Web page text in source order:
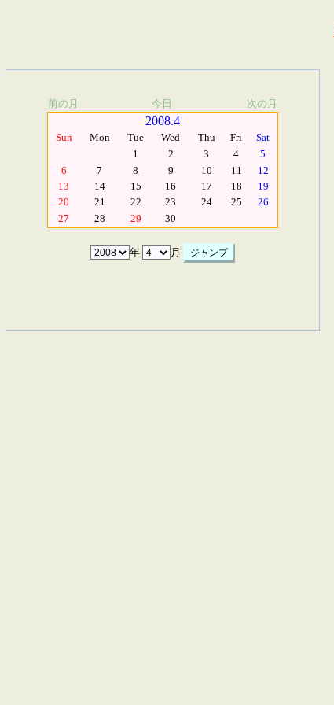
前の月 今日 次の月
2008.4
Sun Mon Tue Wed Thu Fri
Sat
1
2 3 4
5
6
7 8 9 10 11
12
13
14 15 16 17 18
19
20
21 22 23 24 25
26
27
28 29 30
年 月